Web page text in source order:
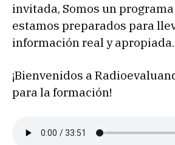
invitada, Somos un
estamos preparados para
información real y apropiada.
¡Bienvenidos a
para la formación!